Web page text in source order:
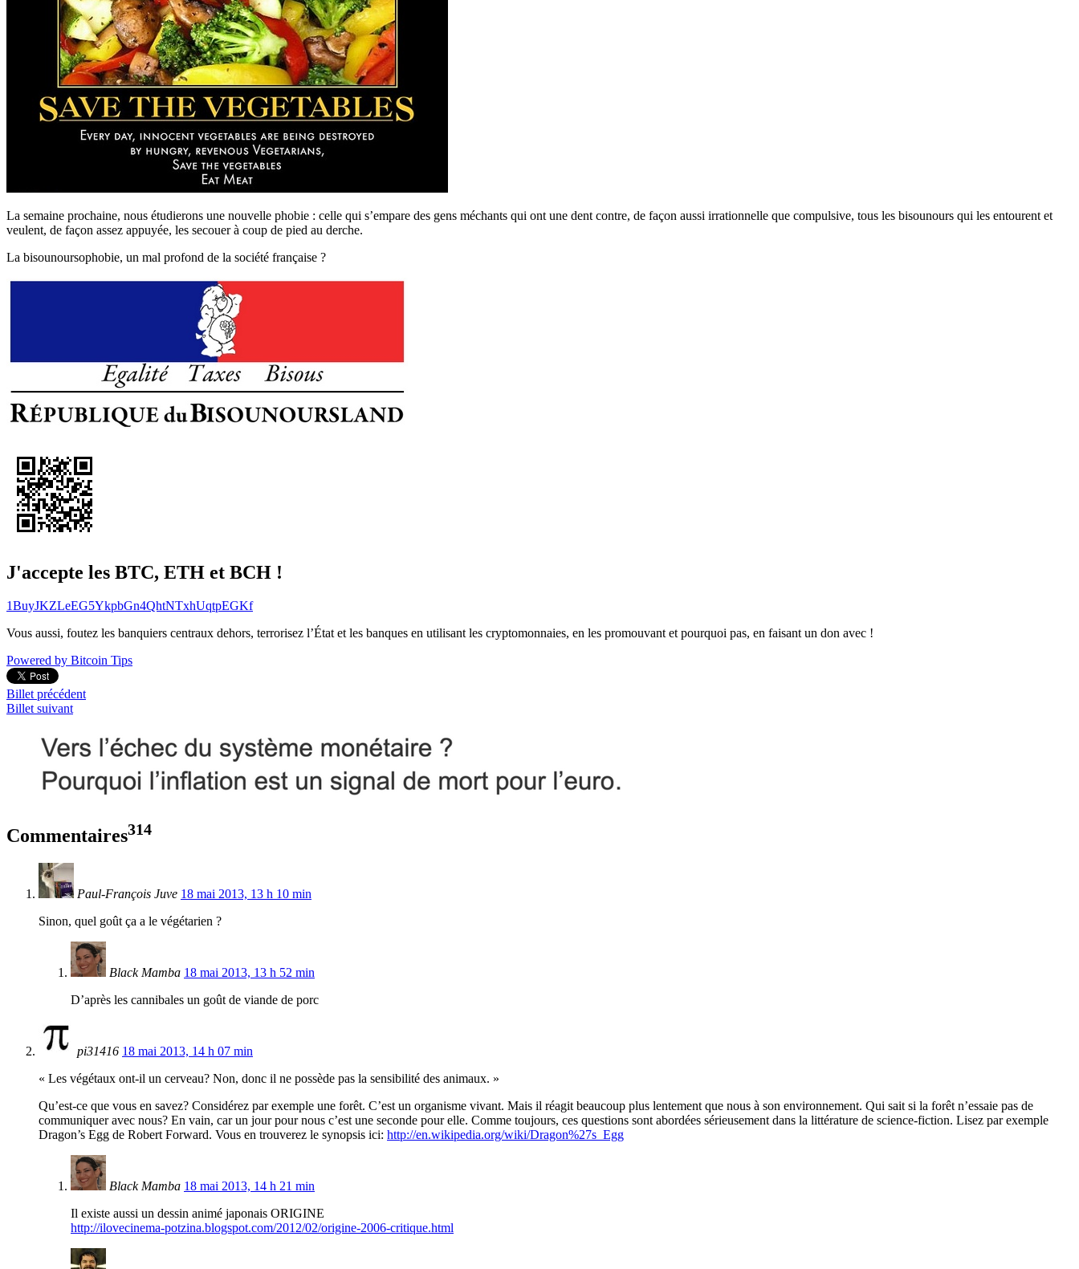
La semaine prochaine, nous étudierons une nouvelle phobie : celle qui s’empare des gens méchants qui ont une dent contre, de façon aussi irrationnelle que compulsive, tous les bisounours qui les entourent et
veulent, de façon assez appuyée, les secouer à coup de pied au derche.
La bisounoursophobie, un mal profond de la société française ?
J'accepte les BTC, ETH et BCH !
1BuyJKZLeEG5YkpbGn4QhtNTxhUqtpEGKf
Vous aussi, foutez les banquiers centraux dehors, terrorisez l’État et les banques en utilisant les cryptomonnaies, en les promouvant et pourquoi pas, en faisant un don avec !
Powered by Bitcoin Tips
Billet précédent
Billet suivant
Commentaires314
Paul-François Juve 18 mai 2013, 13 h 10 min
Sinon, quel goût ça a le végétarien ?
Black Mamba 18 mai 2013, 13 h 52 min
D’après les cannibales un goût de viande de porc
pi31416 18 mai 2013, 14 h 07 min
« Les végétaux ont-il un cerveau? Non, donc il ne possède pas la sensibilité des animaux. »
Qu’est-ce que vous en savez? Considérez par exemple une forêt. C’est un organisme vivant. Mais il réagit beaucoup plus lentement que nous à son environnement. Qui sait si la forêt n’essaie pas de
communiquer avec nous? En vain, car un jour pour nous c’est une seconde pour elle. Comme toujours, ces questions sont abordées sérieusement dans la littérature de science-fiction. Lisez par exemple
Dragon’s Egg de Robert Forward. Vous en trouverez le synopsis ici: http://en.wikipedia.org/wiki/Dragon%27s_Egg
Black Mamba 18 mai 2013, 14 h 21 min
Il existe aussi un dessin animé japonais ORIGINE
http://ilovecinema-potzina.blogspot.com/2012/02/origine-2006-critique.html